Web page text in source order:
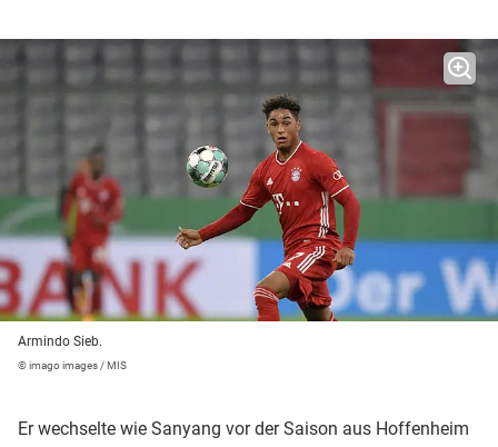
Armindo Sieb.
© imago images / MIS
Er wechselte wie Sanyang vor der Saison aus Hoffenheim